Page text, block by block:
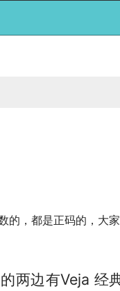
的，都是正码的，大
两边有Veja 经